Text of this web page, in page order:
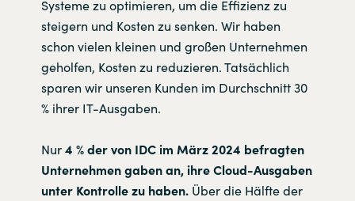
Systeme zu optimieren, um die Effizienz zu
steigern und Kosten zu senken. Wir haben
schon vielen kleinen und großen Unternehmen
geholfen, Kosten zu reduzieren. Tatsächlich
sparen wir unseren Kunden im Durchschnitt 30
% ihrer IT-Ausgaben.
Nur4 % der von IDC im März 2024 befragten
Unternehmen gaben an, ihre Cloud-Ausgaben
unter Kontrolle zu haben.Über die Hälfte der